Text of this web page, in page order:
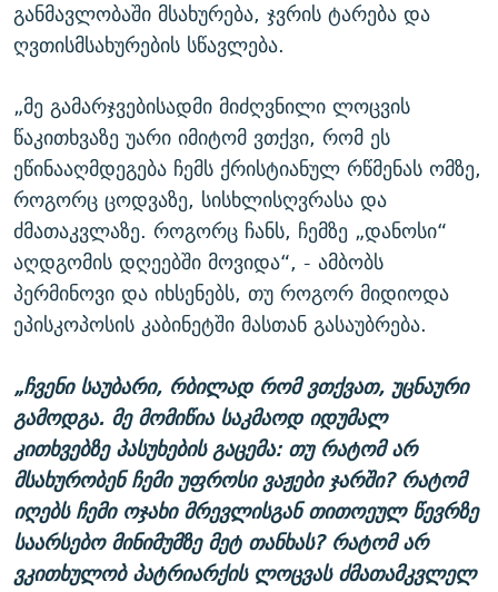
განმავლობაში მსახურება, ჯვრის ტარება და
ღვთისმსახურების სწავლება.
„მე გამარჯვებისადმი მიძღვნილი ლოცვის
წაკითხვაზე უარი იმიტომ ვთქვი, რომ ეს
ეწინააღმდეგება ჩემს ქრისტიანულ რწმენას ომზე,
როგორც ცოდვაზე, სისხლისღვრასა და
ძმათაკვლაზე. როგორც ჩანს, ჩემზე „დანოსი“
აღდგომის დღეებში მოვიდა“, - ამბობს
პერმინოვი და იხსენებს, თუ როგორ მიდიოდა
ეპისკოპოსის კაბინეტში მასთან გასაუბრება.
„ჩვენი საუბარი, რბილად რომ ვთქვათ, უცნაური
გამოდგა. მე მომიწია საკმაოდ იდუმალ
კითხვებზე პასუხების გაცემა: თუ რატომ არ
მსახურობენ ჩემი უფროსი ვაჟები ჯარში? რატომ
იღებს ჩემი ოჯახი მრევლისგან თითოეულ წევრზე
საარსებო მინიმუმზე მეტ თანხას? რატომ არ
ვკითხულობ პატრიარქის ლოცვას ძმათამკვლელ